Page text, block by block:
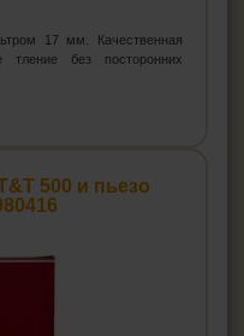
17 мм. Качественная
тление без посторонних
500 и пьезо